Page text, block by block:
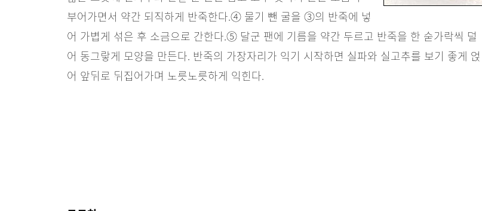
부어가면서 약간 되직하게 반죽한다.④ 물기 뺀 굴을 ③의 반죽에 넣
어 가볍게 섞은 후 소금으로 간한다.⑤ 달군 팬에 기름을 약간 두르고 반죽을 한 숟가락씩 덜
어 동그랗게 모양을 만든다. 반죽의 가장자리가 익기 시작하면 실파와 실고추를 보기 좋게 얹
어 앞뒤로 뒤집어가며 노릇노릇하게 익힌다.